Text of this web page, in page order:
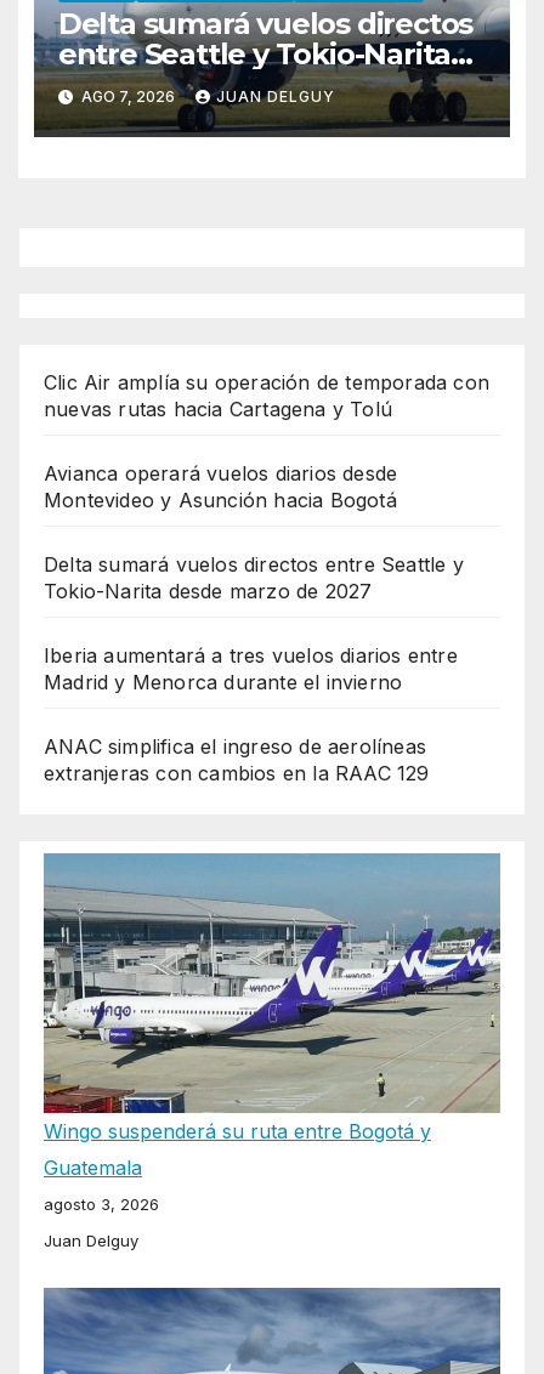
Delta sumará vuelos directos
entre Seattle y Tokio-Narita
desde marzo de 2027
AGO 7, 2026 JUAN DELGUY
Clic Air amplía su operación de temporada con
nuevas rutas hacia Cartagena y Tolú
Avianca operará vuelos diarios desde
Montevideo y Asunción hacia Bogotá
Delta sumará vuelos directos entre Seattle y
Tokio-Narita desde marzo de 2027
Iberia aumentará a tres vuelos diarios entre
Madrid y Menorca durante el invierno
ANAC simplifica el ingreso de aerolíneas
extranjeras con cambios en la RAAC 129
Wingo suspenderá su ruta entre Bogotá y
Guatemala
agosto 3, 2026
Juan Delguy